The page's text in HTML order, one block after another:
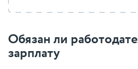
Обязан ли
зарплату